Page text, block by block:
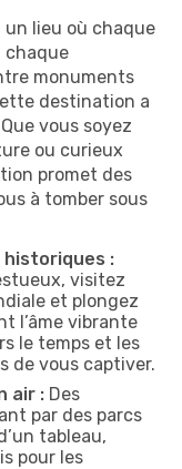
un lieu où chaque
chaque
monuments
destination a
vous soyez
ou curieux
promet des
à tomber sous
:
visitez
et plongez
l’âme vibrante
le temps et les
de vous captiver.
air : Des
par des parcs
tableau,
pour les